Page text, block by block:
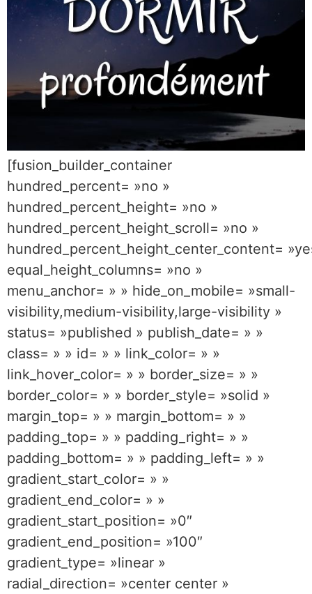
[fusion_builder_container
hundred_percent= »no »
hundred_percent_height= »no »
hundred_percent_height_scroll= »no »
hundred_percent_height_center_content=
equal_height_columns= »no »
menu_anchor= » » hide_on_mobile= »small-
visibility,medium-visibility,large-visibility »
status= »published » publish_date= » »
class= » » id= » » link_color= » »
link_hover_color= » » border_size= » »
border_color= » » border_style= »solid »
margin_top= » » margin_bottom= » »
padding_top= » » padding_right= » »
padding_bottom= » » padding_left= » »
gradient_start_color= » »
gradient_end_color= » »
gradient_start_position= »0″
gradient_end_position= »100″
gradient_type= »linear »
radial_direction= »center center »